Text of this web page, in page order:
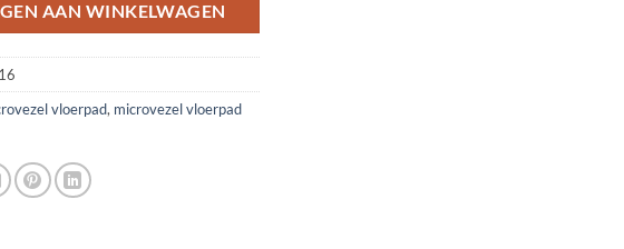
AAN WINKELWAGEN
vloerpad, microvezel vloerpad